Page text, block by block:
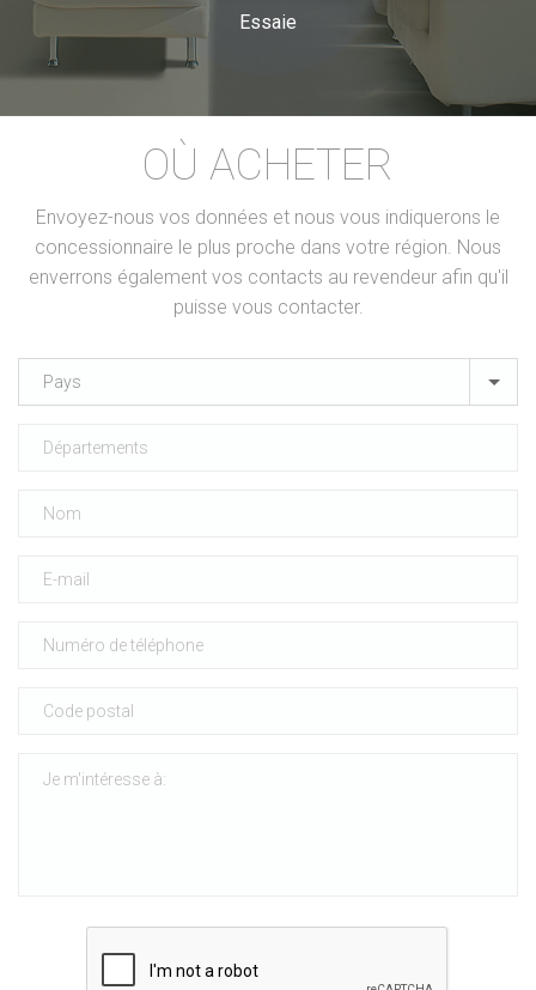
Essaie
OÙ ACHETER
Envoyez-nous vos données et nous vous indiquerons le
concessionnaire le plus proche dans votre région. Nous
enverrons également vos contacts au revendeur afin qu'il
puisse vous contacter.
Pays